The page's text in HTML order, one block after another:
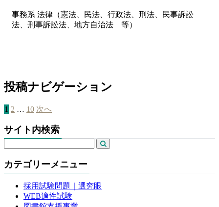
事務系 法律（憲法、民法、行政法、刑法、民事訴訟
法、刑事訴訟法、地方自治法 等）
投稿ナビゲーション
1 2 … 10 次へ
サイト内検索
カテゴリーメニュー
採用試験問題｜選究眼
WEB適性試験